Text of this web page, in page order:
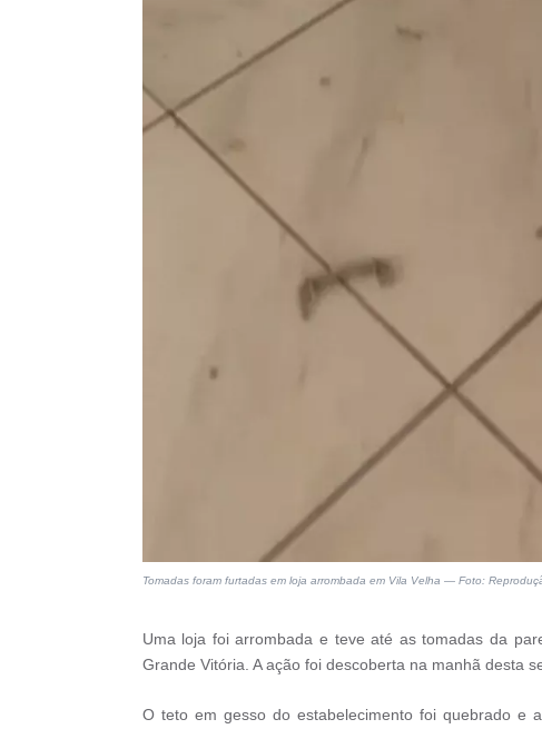
Tomadas foram furtadas em loja arrombada em Vila Velha — Foto:
Uma loja foi arrombada e teve até as tomadas da
Grande Vitória. A ação foi descoberta na manhã desta
O teto em gesso do estabelecimento foi quebrado e